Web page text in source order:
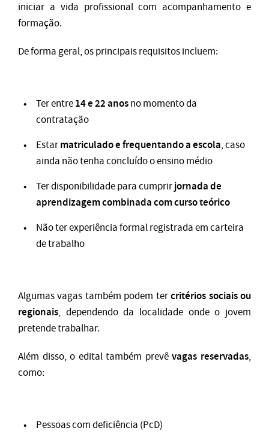
iniciar a vida profissional com acompanhamento e
formação.
De forma geral, os principais requisitos incluem:
Ter entre14 e 22 anosno momento da
contratação
Estarmatriculado e frequentando a escola, caso
ainda não tenha concluído o ensino médio
Ter disponibilidade para cumprirjornada de
aprendizagem combinada com curso teórico
Não ter experiência formal registrada em carteira
de trabalho
Algumas vagas também podem tercritérios sociais ou
regionais, dependendo da localidade onde o jovem
pretende trabalhar.
Além disso, o edital também prevêvagas reservadas,
como:
Pessoas com deficiência (PcD)